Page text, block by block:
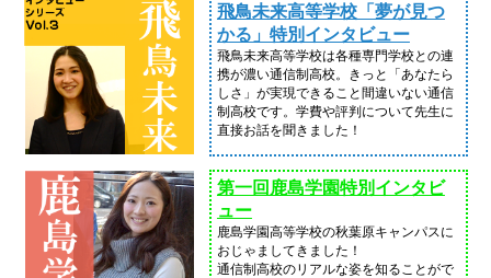
飛鳥未来高等学校「夢が見つ
かる」特別インタビュー
飛鳥未来高等学校は各種専門学校との連
携が濃い通信制高校。きっと「あなたら
しさ」が実現できること間違いない通信
制高校です。学費や評判について先生に
直接お話を聞きました！
第一回鹿島学園特別インタビ
ュー
鹿島学園高等学校の秋葉原キャンパスに
おじゃましてきました！
通信制高校のリアルな姿を知ることがで